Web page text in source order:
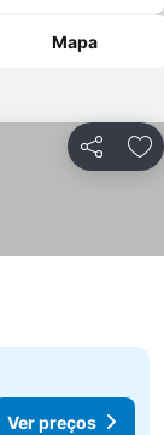
Mapa
Partilhar
Ver preços